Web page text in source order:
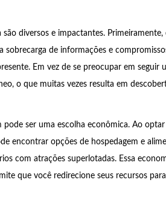
diversos e impactantes. Primeiramente,
sobrecarga de informações e
Em vez de se preocupar em seguir
o que muitas vezes resulta em
ser uma escolha econômica. Ao
encontrar opções de hospedagem e
com atrações superlotadas. Essa
que você redirecione seus recursos